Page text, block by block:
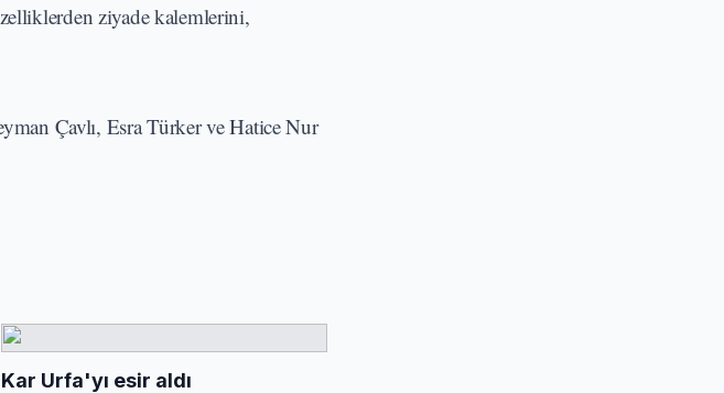
ziyade kalemlerini,
Çavlı, Esra Türker ve Hatice Nur
Kar Urfa'yı esir aldı